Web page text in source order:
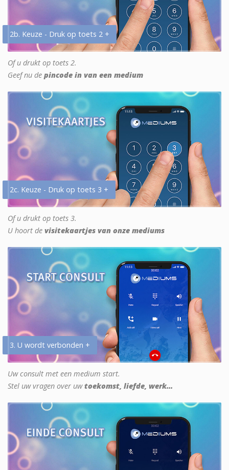
2b. Keuze - Druk op toets 2 +
Of u drukt op toets 2.
Geef nu de pincode in van een medium
2c. Keuze - Druk op toets 3 +
Of u drukt op toets 3.
U hoort de visitekaartjes van onze mediums
3. U wordt verbonden +
Uw consult met een medium start.
Stel uw vragen over uwtoekomst, liefde, werk...